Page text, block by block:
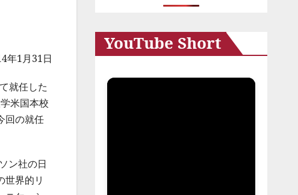
年1月31日
就任した
米国本校
回の就任
ン社の日
世界的リ
YouTube Short